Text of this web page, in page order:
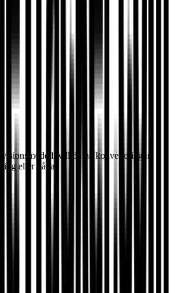
vill du ha konverteringar,
eller båda?